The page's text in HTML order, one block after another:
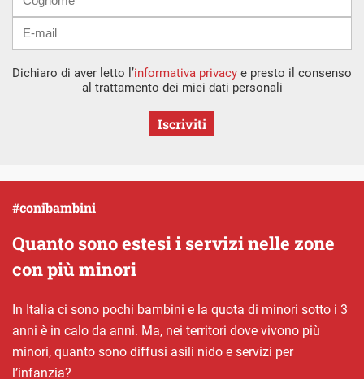
Dichiaro di aver letto l’informativa privacy e presto il consenso
al trattamento dei miei dati personali
Iscriviti
Quanto sono estesi i servizi nelle zone
con più minori
#conibambini
In Italia ci sono pochi bambini e la quota di minori sotto i 3
anni è in calo da anni. Ma, nei territori dove vivono più
minori, quanto sono diffusi asili nido e servizi per
l’infanzia?